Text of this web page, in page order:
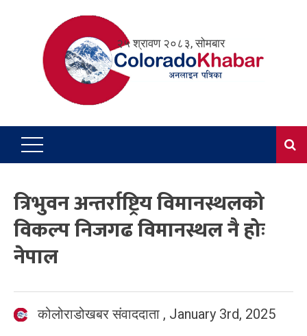
२५ श्रावण २०८३, सोमबार
त्रिभुवन अन्तर्राष्ट्रिय विमानस्थलको
विकल्प निजगढ विमानस्थल नै होः
नेपाल
कोलोराडोखबर संवाददाता , January 3rd, 2025